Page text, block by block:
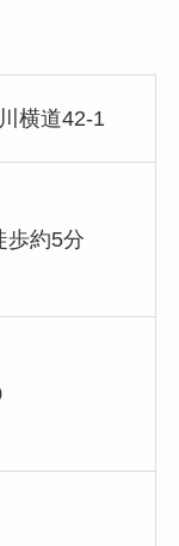
横道42-1
約5分